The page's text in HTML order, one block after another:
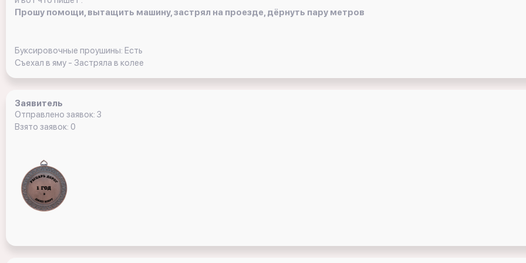
Прошу помощи, вытащить машину, застрял на проезде, дёрнуть пару метров
Буксировочные проушины: Есть
Съехал в яму - Застряла в колее
Заявитель
Отправлено заявок: 3
Взято заявок: 0